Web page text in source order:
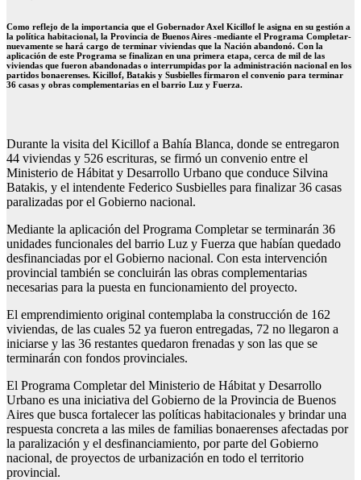
Como reflejo de la importancia que el Gobernador Axel Kicillof le asigna en su gestión a
la política habitacional, la Provincia de Buenos Aires -mediante el Programa Completar-
nuevamente se hará cargo de terminar viviendas que la Nación abandonó. Con la
aplicación de este Programa se finalizan en una primera etapa, cerca de mil de las
viviendas que fueron abandonadas o interrumpidas por la administración nacional en los
partidos bonaerenses. Kicillof, Batakis y Susbielles firmaron el convenio para terminar
36 casas y obras complementarias en el barrio Luz y Fuerza.
Durante la visita del Kicillof a Bahía Blanca, donde se entregaron
44 viviendas y 526 escrituras, se firmó un convenio entre el
Ministerio de Hábitat y Desarrollo Urbano que conduce Silvina
Batakis, y el intendente Federico Susbielles para finalizar 36 casas
paralizadas por el Gobierno nacional.
Mediante la aplicación del Programa Completar se terminarán 36
unidades funcionales del barrio Luz y Fuerza que habían quedado
desfinanciadas por el Gobierno nacional. Con esta intervención
provincial también se concluirán las obras complementarias
necesarias para la puesta en funcionamiento del proyecto.
El emprendimiento original contemplaba la construcción de 162
viviendas, de las cuales 52 ya fueron entregadas, 72 no llegaron a
iniciarse y las 36 restantes quedaron frenadas y son las que se
terminarán con fondos provinciales.
El Programa Completar del Ministerio de Hábitat y Desarrollo
Urbano es una iniciativa del Gobierno de la Provincia de Buenos
Aires que busca fortalecer las políticas habitacionales y brindar una
respuesta concreta a las miles de familias bonaerenses afectadas por
la paralización y el desfinanciamiento, por parte del Gobierno
nacional, de proyectos de urbanización en todo el territorio
provincial.